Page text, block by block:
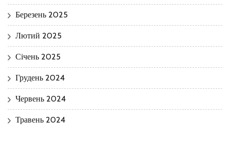
Березень 2025
Лютий 2025
Січень 2025
Грудень 2024
Червень 2024
Травень 2024